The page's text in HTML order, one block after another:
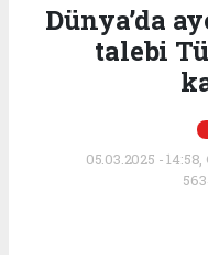
Dünya’da
talebi
05.03.2025 -